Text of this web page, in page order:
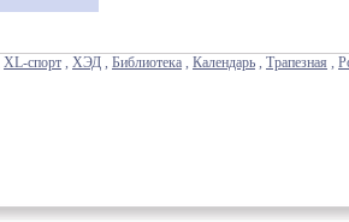
XL-спорт , ХЭД , Библиотека , Календарь , Трапезная ,